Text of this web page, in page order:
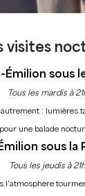
CASTILLON
de 22:00
visites
Émilion sous
Tous les mardis à
: lumières
une balade
sous la
Tous les jeudis à
l’atmosphère